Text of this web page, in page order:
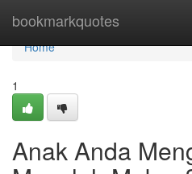
bookmarkquotes
Home
Home
1
Anak Anda